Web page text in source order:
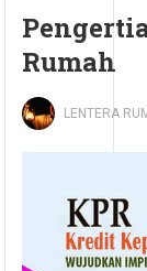
Rumah
LENTERA